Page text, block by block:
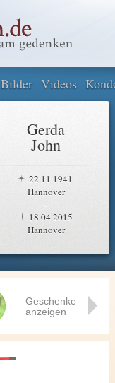
Bilder Videos
Gerda
John
22.11.1941
Hannover
-
18.04.2015
Hannover
Geschenke
anzeigen